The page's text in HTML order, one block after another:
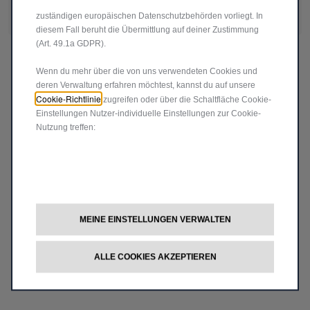
zuständigen europäischen Datenschutzbehörden vorliegt. In
diesem Fall beruht die Übermittlung auf deiner Zustimmung
(Art. 49.1a GDPR).
Wenn du mehr über die von uns verwendeten Cookies und
deren Verwaltung erfahren möchtest, kannst du auf unsere
Cookie-Richtlinie zugreifen oder über die Schaltfläche Cookie-
Einstellungen Nutzer-individuelle Einstellungen zur Cookie-
Nutzung treffen:
MEINE EINSTELLUNGEN VERWALTEN
ALLE COOKIES AKZEPTIEREN